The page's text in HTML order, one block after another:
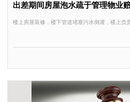
出差期间房屋泡水疏于管理物业
楼上房屋装修，楼下管道堵塞污水倒灌，楼上负